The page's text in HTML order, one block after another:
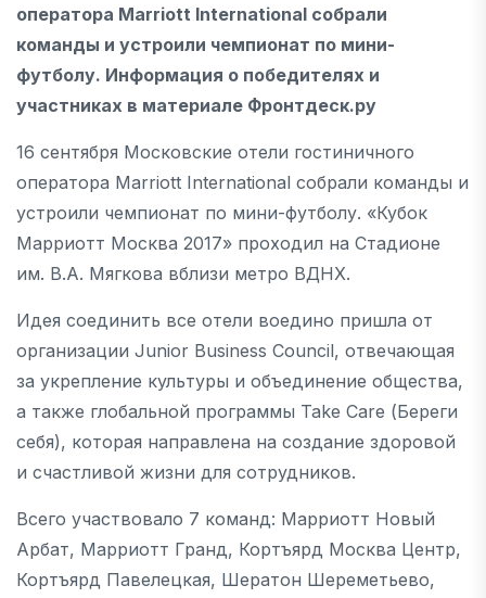
оператора Marriott International собрали
команды и устроили чемпионат по мини-
футболу. Информация о победителях и
участниках в материале Фронтдеск.ру
16 сентября Московские отели гостиничного
оператора Marriott International собрали команды и
устроили чемпионат по мини-футболу. «Кубок
Марриотт Москва 2017» проходил на Стадионе
им. В.А. Мягкова вблизи метро ВДНХ.
Идея соединить все отели воедино пришла от
организации Junior Business Council, отвечающая
за укрепление культуры и объединение общества,
а также глобальной программы Take Care (Береги
себя), которая направлена на создание здоровой
и счастливой жизни для сотрудников.
Всего участвовало 7 команд: Марриотт Новый
Арбат, Марриотт Гранд, Кортъярд Москва Центр,
Кортъярд Павелецкая, Шератон Шереметьево,